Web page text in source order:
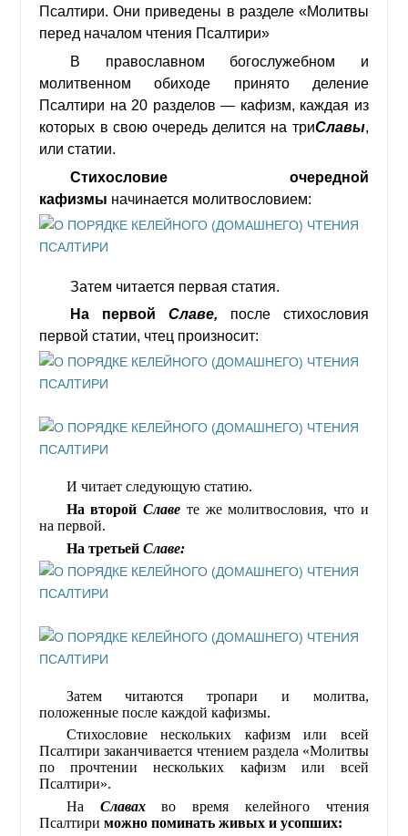
ШКОЛА МОЛИТВИ
БУДУЄМО ПАРАФІЮ
ПРИТЧІ ТА ПОВЧАННЯ
ПОДОРОЖ ДО БОГА
ПРАВОСЛАВНЕ ЖИТТЯ
ЗАЗИМСЬКА ТВОРЧІСТЬ
КАТЕХІЗАЦІЯ
НЕДІЛЬНА ШКОЛА ДЛЯ ДІТЕЙ
ФОТОЛІТОПИС
НОВИНИ
Псалтири. Они приведены в разделе «Молитвы
перед началом чтения Псалтири»
В православном богослужебном и
молитвенном обиходе принято деление
Псалтири на 20 разделов — кафизм, каждая из
которых в свою очередь делится на триСлавы,
или статии.
Стихословие очередной
кафизмы начинается молитвословием:
Затем читается первая статия.
На первой Славе, после стихословия
первой статии, чтец произносит:
И читает следующую статию.
На второйСлаве те же молитвословия, что и
на первой.
На третьей Славе:
Затем читаются тропари и молитва,
положенные после каждой кафизмы.
Стихословие нескольких кафизм или всей
Псалтири заканчивается чтением раздела «Молитвы
по прочтении нескольких кафизм или всей
Псалтири».
На Славахво время келейного чтения
Псалтириможно поминать живых и усопших: